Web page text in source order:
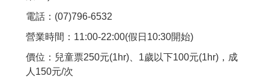
電話：(07)796-6532
營業時間：11:00-22:00(假日10:30開始)
價位：兒童票250元(1hr)、1歲以下100元(1hr)，成
人150元/次